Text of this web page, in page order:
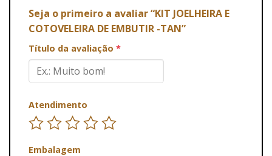
Seja o primeiro a avaliar “KIT JOELHEIRA E
COTOVELEIRA DE EMBUTIR -TAN”
Título da avaliação *
Atendimento
Embalagem